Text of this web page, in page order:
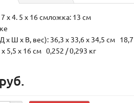
7 x 4. 5 x 16 смложка: 13 см
х Ш х В, вес): 36,3 x 33,6 x 34,5 см 18,7
5,5 x 16 см 0,252 / 0,293 кг